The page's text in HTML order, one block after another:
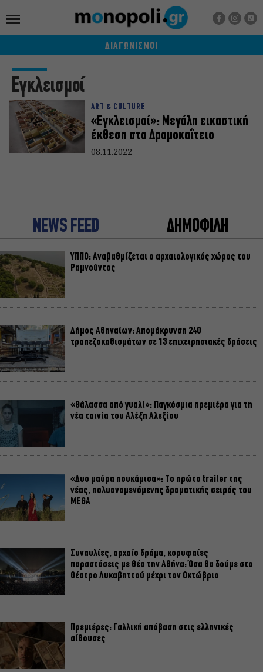
ΔΙΑΓΩΝΙΣΜΟΙ
Εγκλεισμοί
ART & CULTURE
«Εγκλεισμοί»: Μεγάλη εικαστική
έκθεση στο Δρομοκαΐτειο
08.11.2022
NEWS FEED ΔΗΜΟΦΙΛΗ
ΥΠΠΟ: Αναβαθμίζεται ο αρχαιολογικός χώρος του
Ραμνούντος
Δήμος Αθηναίων: Απομάκρυνση 240
τραπεζοκαθισμάτων σε 13 επιχειρησιακές δράσεις
«Θάλασσα από γυαλί»: Παγκόσμια πρεμιέρα για τη
νέα ταινία του Αλέξη Αλεξίου
«Δυο μαύρα πουκάμισα»: Το πρώτο trailer της
νέας, πολυαναμενόμενης δραματικής σειράς του
MEGA
Συναυλίες, αρχαίο δράμα, κορυφαίες
παραστάσεις με θέα την Αθήνα: Όσα θα δούμε στο
Θέατρο Λυκαβηττού μέχρι τον Οκτώβριο
Πρεμιέρες: Γαλλική απόβαση στις ελληνικές
αίθουσες